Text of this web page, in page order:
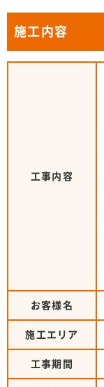
施工内容
工事内容
お客様名
施工エリア
工事期間